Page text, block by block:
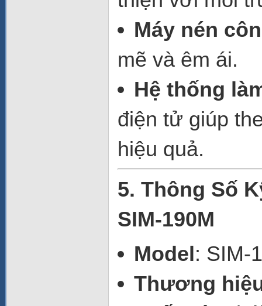
Máy nén
mẽ và êm ái.
Hệ thống
điện tử giúp
hiệu quả.
5. Thông Số
SIM-190M
Model: SIM-
Thương